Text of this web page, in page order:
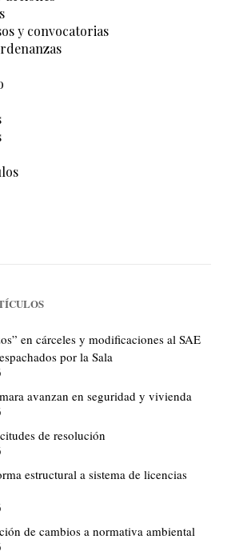
y convocatorias
en cárceles y modificaciones al SAE
por la Sala
avanzan en seguridad y vivienda
de resolución
estructural a sistema de licencias
de cambios a normativa ambiental